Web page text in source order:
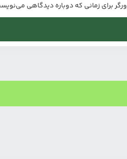
برای زمانی که دوباره دیدگاهی